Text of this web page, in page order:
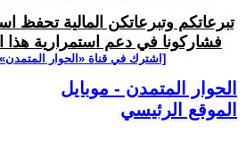
تبرعاتكم وتبرعاتكن المالية تحفظ
فشاركونا في دعم استمرارية هذا
[اشترك في قناة ‫«الحوار
الحوار المتمدن - موبايل
الموقع الرئيسي